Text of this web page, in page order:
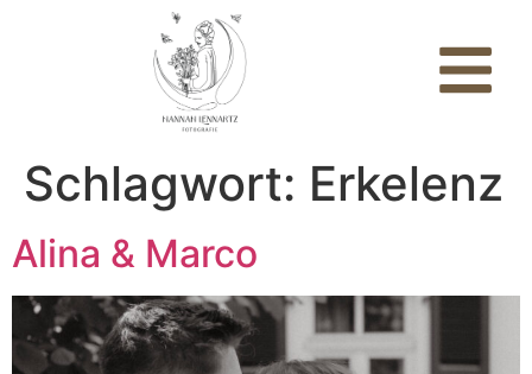
Schlagwort: Erkelenz
Alina & Marco